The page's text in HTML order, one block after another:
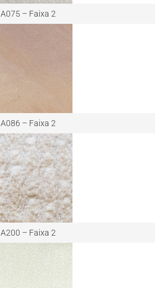
A075 – Faixa 2
A086 – Faixa 2
A200 – Faixa 2